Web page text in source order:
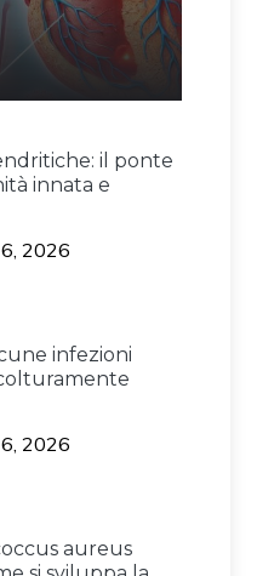
il ponte
innata e
2026
infezioni
2026
aureus